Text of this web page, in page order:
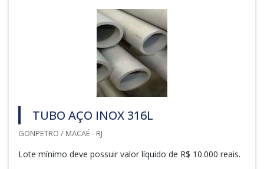
TUBO AÇO INOX 316L
GONPETRO / MACAÉ - RJ
Lote mínimo deve possuir valor líquido de R$ 10.000 reais.